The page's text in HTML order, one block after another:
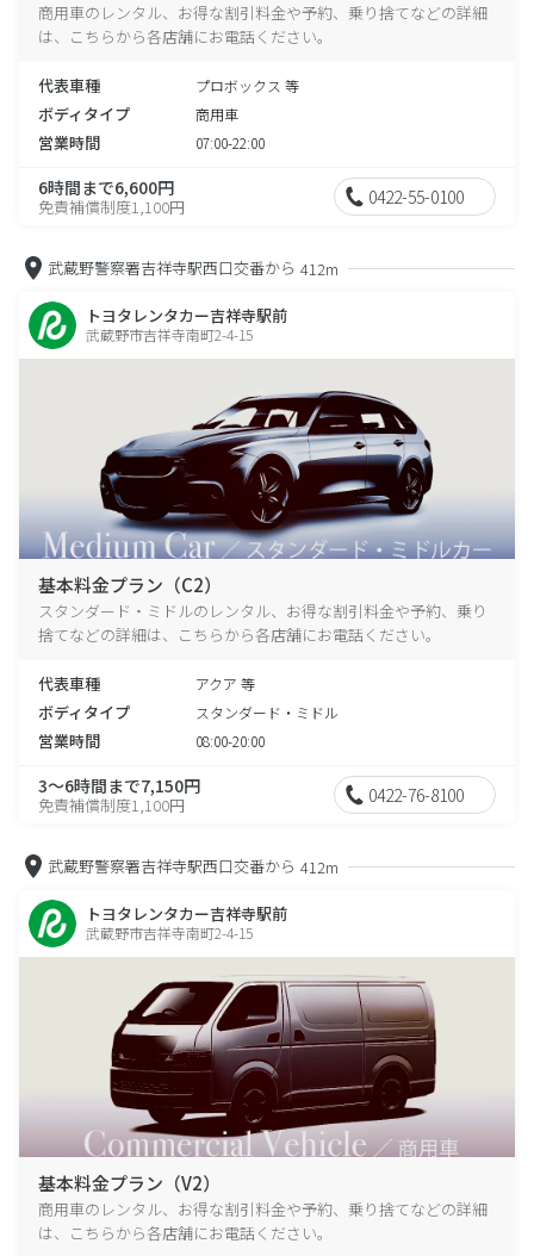
商用車のレンタル、お得な割引料金や予約、乗り捨てなどの詳細
は、こちらから各店舗にお電話ください。
代表車種 プロボックス 等
ボディタイプ 商用車
営業時間 07:00-22:00
6時間まで6,600円
免責補償制度1,100円 0422-55-0100
武蔵野警察署吉祥寺駅西口交番から 412m
トヨタレンタカー吉祥寺駅前
武蔵野市吉祥寺南町2-4-15
基本料金プラン（C2）
スタンダード・ミドルのレンタル、お得な割引料金や予約、乗り
捨てなどの詳細は、こちらから各店舗にお電話ください。
代表車種 アクア 等
ボディタイプ スタンダード・ミドル
営業時間 08:00-20:00
3～6時間まで7,150円
免責補償制度1,100円 0422-76-8100
武蔵野警察署吉祥寺駅西口交番から 412m
トヨタレンタカー吉祥寺駅前
武蔵野市吉祥寺南町2-4-15
基本料金プラン（V2）
商用車のレンタル、お得な割引料金や予約、乗り捨てなどの詳細
は、こちらから各店舗にお電話ください。